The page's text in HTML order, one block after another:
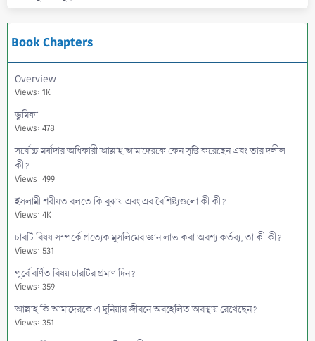
Book Chapters
Overview
Views: 1K
ভুমিকা
Views: 478
সর্বোচ্চ মর্যাদার অধিকারী আল্লাহ আমাদেরকে কেন সৃষ্টি করেছেন এবং তার দলীল
কী?
Views: 499
ইসলামী শরীয়ত বলতে কি বুঝায় এবং এর বৈশিষ্ট্যগুলো কী কী?
Views: 4K
চারটি বিষয় সম্পর্কে প্রত্যেক মুসলিমের জ্ঞান লাভ করা অবশ্য কর্তব্য, তা কী কী?
Views: 531
পূর্বে বর্ণিত বিষয় চারটির প্রমাণ দিন?
Views: 359
আল্লাহ কি আমাদেরকে এ দুনিয়ার জীবনে অবহেলিত অবস্থায় রেখেছেন?
Views: 351